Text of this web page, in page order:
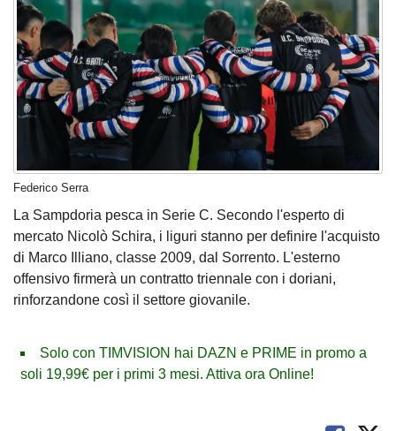
Federico Serra
La Sampdoria pesca in Serie C. Secondo l'esperto di
mercato Nicolò Schira, i liguri stanno per definire l'acquisto
di Marco Illiano, classe 2009, dal Sorrento. L'esterno
offensivo firmerà un contratto triennale con i doriani,
rinforzandone così il settore giovanile.
Solo con TIMVISION hai DAZN e PRIME in promo a
soli 19,99€ per i primi 3 mesi. Attiva ora Online!